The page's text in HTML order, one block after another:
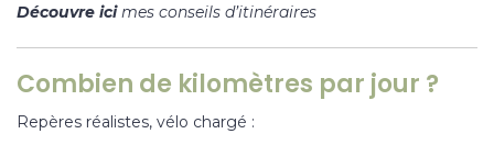
Découvre icimes conseils d’itinéraires
Combien de kilomètres par jour ?
Repères réalistes, vélo chargé :